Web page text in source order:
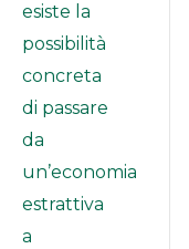
esiste la
possibilità
concreta
di passare
da
un’economia
estrattiva
a